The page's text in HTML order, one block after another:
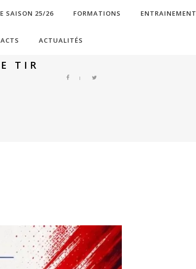
SAISON 25/26 FORMATIONS ENTRAINEMENT
ACTUALITÉS
TIR